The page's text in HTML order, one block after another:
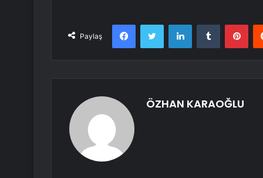
Paylaş
FacebookTwitter LinkedInTumblr
ÖZHAN KARAOĞLU